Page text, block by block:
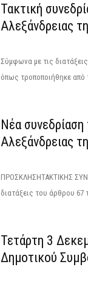
Τακτική
Αλεξάνδρειας
Σύμφωνα με τις
όπως τροποποιήθηκε από
Νέα
Αλεξάνδρειας
ΠΡΟΣΚΛΗΣΗΤΑΚΤΙΚΗΣ
διατάξεις του άρθρου 67
Τετάρτη 3
Δημοτικού